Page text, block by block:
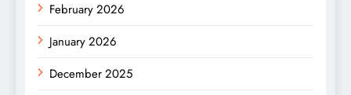
February 2026
January 2026
December 2025